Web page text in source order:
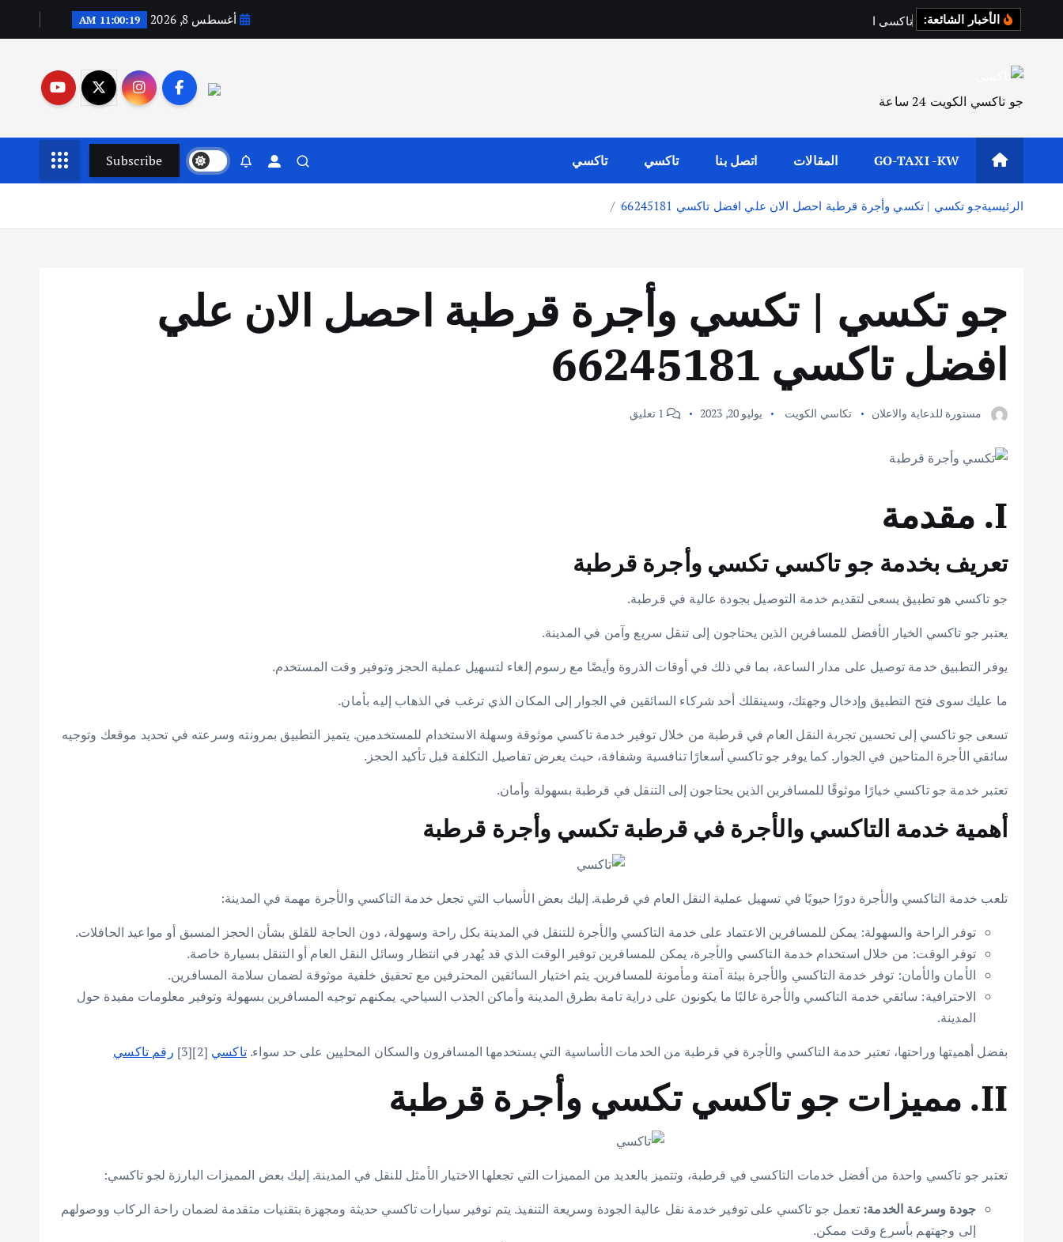
الأخبار الشائعة: تاكسي ا أغسطس 8, 2026 11:00:20 AM
جو تاكسي الكويت 24 ساعة
GO-TAXI -KW المقالات اتصل بنا تاكسي تاكسي Subscribe
الرئيسيةجو تكسي | تكسي وأجرة قرطبة احصل الان علي افضل تاكسي 66245181
جو تكسي | تكسي وأجرة قرطبة احصل الان علي
افضل تاكسي 66245181
مستورة للدعاية والاعلان تكاسي الكويت يوليو 20, 2023
I. مقدمة
تعريف بخدمة جو تاكسي تكسي وأجرة قرطبة
جو تاكسي هو تطبيق يسعى لتقديم خدمة التوصيل بجودة عالية في قرطبة.
يعتبر جو تاكسي الخيار الأفضل للمسافرين الذين يحتاجون إلى تنقل سريع وآمن في المدينة.
يوفر التطبيق خدمة توصيل على مدار الساعة، بما في ذلك في أوقات الذروة وأيضًا مع رسوم إلغاء لتسهيل عملية الحجز وتوفير وقت المستخدم.
ما عليك سوى فتح التطبيق وإدخال وجهتك، وسينقلك أحد شركاء السائقين في الجوار إلى المكان الذي ترغب في الذهاب إليه بأمان.
تسعى جو تاكسي إلى تحسين تجربة النقل العام في قرطبة من خلال توفير خدمة تاكسي موثوقة وسهلة الاستخدام للمستخدمين. يتميز التطبيق بمرونته وسرعته في تحديد موقعك وتوجيه
سائقي الأجرة المتاحين في الجوار. كما يوفر جو تاكسي أسعارًا تنافسية وشفافة، حيث يعرض تفاصيل التكلفة قبل تأكيد الحجز.
تعتبر خدمة جو تاكسي خيارًا موثوقًا للمسافرين الذين يحتاجون إلى التنقل في قرطبة بسهولة وأمان.
أهمية خدمة التاكسي والأجرة في قرطبة تكسي وأجرة قرطبة
تلعب خدمة التاكسي والأجرة دورًا حيويًا في تسهيل عملية النقل العام في قرطبة. إليك بعض الأسباب التي تجعل خدمة التاكسي والأجرة مهمة في المدينة:
توفر الراحة والسهولة: يمكن للمسافرين الاعتماد على خدمة التاكسي والأجرة للتنقل في المدينة بكل راحة وسهولة، دون الحاجة للقلق بشأن الحجز المسبق أو مواعيد الحافلات.
توفر الوقت: من خلال استخدام خدمة التاكسي والأجرة، يمكن للمسافرين توفير الوقت الذي قد يُهدر في انتظار وسائل النقل العام أو التنقل بسيارة خاصة.
الأمان والأمان: توفر خدمة التاكسي والأجرة بيئة آمنة ومأمونة للمسافرين. يتم اختيار السائقين المحترفين مع تحقيق خلفية موثوقة لضمان سلامة المسافرين.
الاحترافية: سائقي خدمة التاكسي والأجرة غالبًا ما يكونون على دراية تامة بطرق المدينة وأماكن الجذب السياحي. يمكنهم توجيه المسافرين بسهولة وتوفير معلومات مفيدة حول
المدينة.
بفضل أهميتها وراحتها، تعتبر خدمة التاكسي والأجرة في قرطبة من الخدمات الأساسية التي يستخدمها المسافرون والسكان المحليين على حد سواء.تاكسي [2][3] رقم تاكسي
II. مميزات جو تاكسي تكسي وأجرة قرطبة
تعتبر جو تاكسي واحدة من أفضل خدمات التاكسي في قرطبة، وتتميز بالعديد من المميزات التي تجعلها الاختيار الأمثل للنقل في المدينة. إليك بعض المميزات البارزة لجو تاكسي:
جودة وسرعة الخدمة: تعمل جو تاكسي على توفير خدمة نقل عالية الجودة وسريعة التنفيذ. يتم توفير سيارات تاكسي حديثة ومجهزة بتقنيات متقدمة لضمان راحة الركاب ووصولهم
إلى وجهتهم بأسرع وقت ممكن.